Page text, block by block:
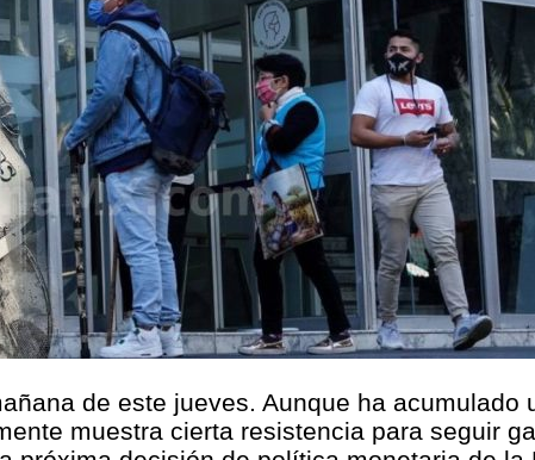
de este jueves. Aunque ha acumulado
muestra cierta resistencia para seguir